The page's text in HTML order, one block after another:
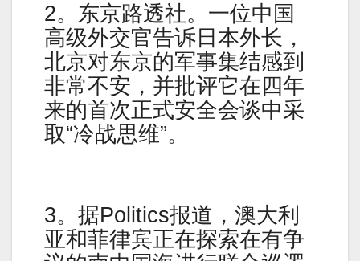
2。东京路透社。一位中国
高级外交官告诉日本外长，
北京对东京的军事集结感到
非常不安，并批评它在四年
来的首次正式安全会谈中采
取“冷战思维”。
3。据Politics报道，澳大利
亚和菲律宾正在探索在有争